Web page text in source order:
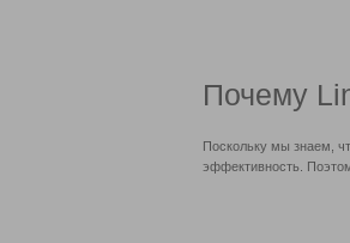
Почему
Поскольку мы знаем,
эффективность.